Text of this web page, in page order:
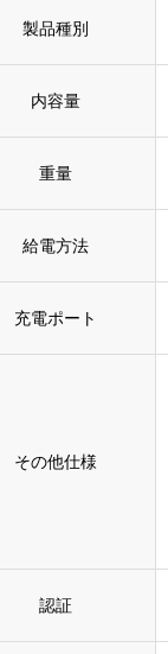
製品種別
内容量
重量
給電方法
充電ポート
その他仕様
認証